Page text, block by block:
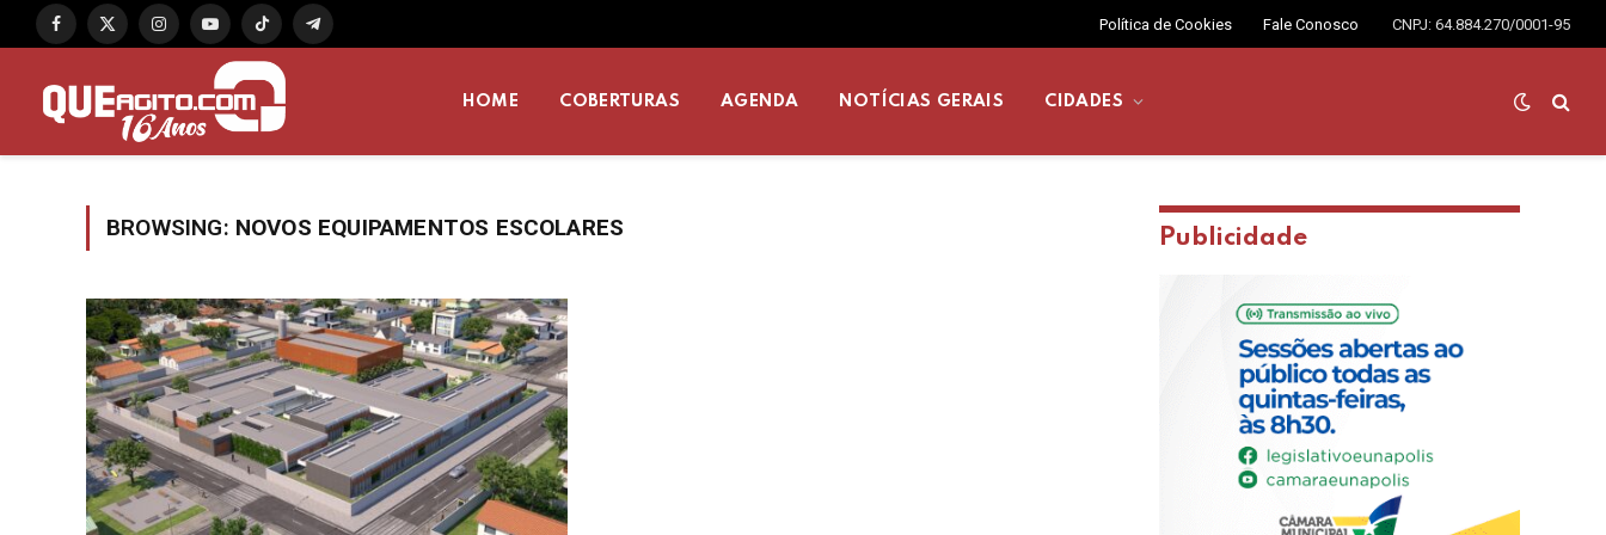
Facebook
X
InstagramYouTubeTikTok Telegram
Política de Cookies Fale Conosco CNPJ: 64.884.270/0001-95
HOME COBERTURAS AGENDA NOTÍCIAS GERAIS CIDADES
BROWSING: NOVOS EQUIPAMENTOS ESCOLARES Publicidade